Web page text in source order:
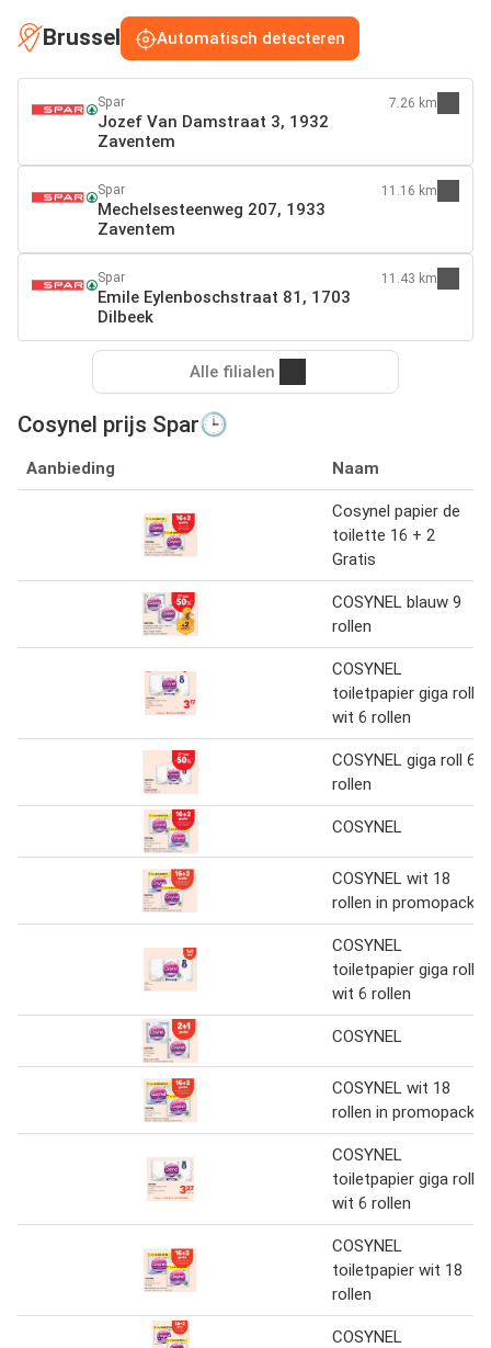
Brussel Automatisch detecteren
Spar
Jozef Van Damstraat 3, 1932
Zaventem
7.26 km
Spar
Mechelsesteenweg 207, 1933
Zaventem
11.16 km
Spar
Emile Eylenboschstraat 81, 1703
Dilbeek
11.43 km
Alle filialen
Cosynel prijs Spar🕒
Aanbieding Naam
Cosynel papier de
toilette 16 + 2
Gratis
COSYNEL blauw 9
rollen
COSYNEL
toiletpapier giga roll
wit 6 rollen
COSYNEL giga roll 6
rollen
COSYNEL
COSYNEL wit 18
rollen in promopack
COSYNEL
toiletpapier giga roll
wit 6 rollen
COSYNEL
COSYNEL wit 18
rollen in promopack
COSYNEL
toiletpapier giga roll
wit 6 rollen
COSYNEL
toiletpapier wit 18
rollen
COSYNEL